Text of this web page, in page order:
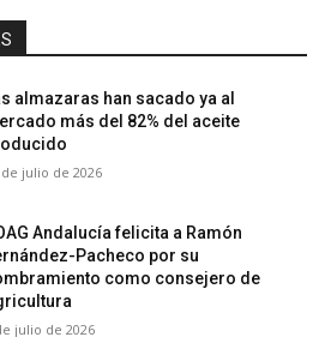
almazaras han sacado ya al
más del 82% del aceite
de julio de 2026
Andalucía felicita a Ramón
Pacheco por su
como consejero de
julio de 2026